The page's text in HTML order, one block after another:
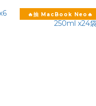
特惠組
🔥抽 MacBook Neo🔥